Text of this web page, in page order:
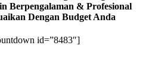
Berpengalaman & Profesional
Dengan Budget Anda
id=”8483″]